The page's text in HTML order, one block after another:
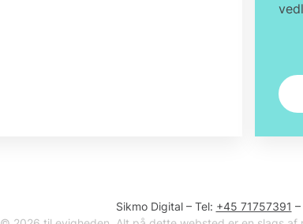
Sikmo Digital – Tel: +45 71757391